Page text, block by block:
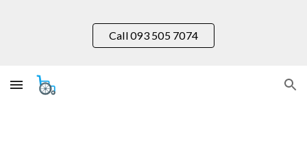
Skip to main content Skip to navigation
Call 093 505 7074